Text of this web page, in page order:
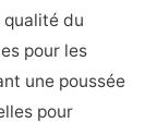
qualité du
pour les
une poussée
pour